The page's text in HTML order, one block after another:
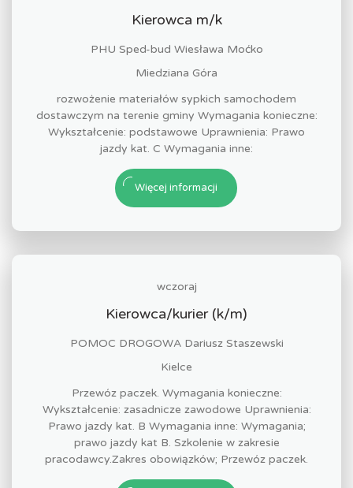
Kierowca m/k
PHU Sped-bud Wiesława Moćko
Miedziana Góra
rozwożenie materiałów sypkich samochodem
dostawczym na terenie gminy Wymagania konieczne:
Wykształcenie: podstawowe Uprawnienia: Prawo
jazdy kat. C Wymagania inne:
Więcej informacji
wczoraj
Kierowca/kurier (k/m)
POMOC DROGOWA Dariusz Staszewski
Kielce
Przewóz paczek. Wymagania konieczne:
Wykształcenie: zasadnicze zawodowe Uprawnienia:
Prawo jazdy kat. B Wymagania inne: Wymagania;
prawo jazdy kat B. Szkolenie w zakresie
pracodawcy.Zakres obowiązków; Przewóz paczek.